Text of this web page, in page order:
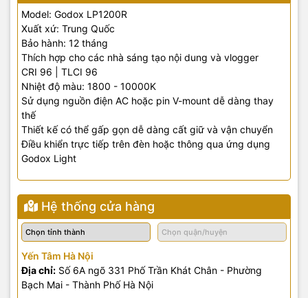
Model: Godox LP1200R
Xuất xứ: Trung Quốc
Bảo hành: 12 tháng
Thích hợp cho các nhà sáng tạo nội dung và vlogger
CRI 96 | TLCI 96
Nhiệt độ màu: 1800 - 10000K
Sử dụng nguồn điện AC hoặc pin V-mount dễ dàng thay
thế
Thiết kế có thể gấp gọn dễ dàng cất giữ và vận chuyển
Điều khiển trực tiếp trên đèn hoặc thông qua ứng dụng
Godox Light
Hệ thống cửa hàng
Yến Tâm Hà Nội
Địa chỉ: Số 6A ngõ 331 Phố Trần Khát Chân - Phường
Bạch Mai - Thành Phố Hà Nội